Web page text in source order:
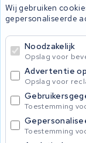
Wij gebruiken
gepersonaliseerde
Noodzakelijk
Opslag voor
Advertentie
Opslag voor
Toestemming
Toestemming
Accu's